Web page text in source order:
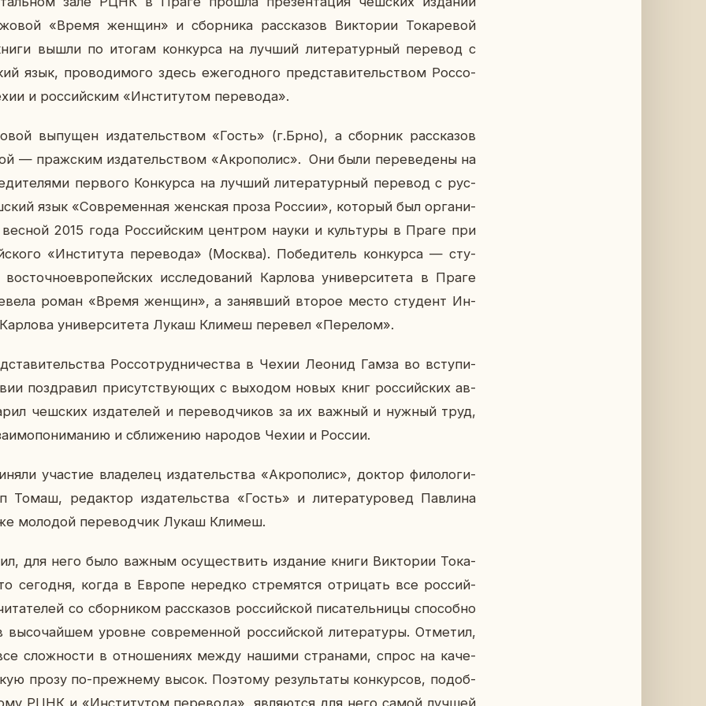
«Время женщин» и сбор­ни­ка рас­ска­зов Вик­то­рии То­ка­ре­вой
вышли по итогам кон­кур­са на лучший ли­те­ра­тур­ный пе­ре­вод с
язык, про­во­ди­мо­го здесь еже­год­но­го пред­ста­ви­тель­ством Рос­со­
и рос­сий­ским «Ин­сти­ту­том пе­ре­во­да».
вы­пу­щен из­да­тель­ством «Гость» (г.Брно), а сбор­ник рас­ска­зов
— праж­ским из­да­тель­ством «Ак­ро­по­лис». Они были пе­ре­ве­де­ны на
пер­во­го Кон­кур­са на лучший ли­те­ра­тур­ный пе­ре­вод с рус­
язык «Со­вре­мен­ная жен­ская проза России», ко­то­рый был ор­га­ни­
2015 года Рос­сий­ским цен­тром науки и куль­ту­ры в Праге при
«Ин­сти­ту­та пе­ре­во­да» (Москва). По­бе­ди­тель кон­кур­са — сту­
во­сточ­но­ев­ро­пей­ских ис­сле­до­ва­ний Кар­ло­ва уни­вер­си­те­та в Праге
роман «Время женщин», а за­няв­ший второе место сту­дент Ин­
уни­вер­си­те­та Лукаш Климеш пе­ре­вел «Пе­ре­лом».
Рос­со­труд­ни­че­ства в Чехии Леонид Гамза во всту­пи­
по­здра­вил при­сут­ству­ю­щих с вы­хо­дом новых книг рос­сий­ских ав­
чеш­ских из­да­те­лей и пе­ре­вод­чи­ков за их важный и нужный труд,
и сбли­же­нию на­ро­дов Чехии и России.
уча­стие вла­де­лец из­да­тель­ства «Ак­ро­по­лис», доктор фи­ло­ло­ги­
Томаш, ре­дак­тор из­да­тель­ства «Гость» и ли­те­ра­ту­ро­вед Пав­ли­на
мо­ло­дой пе­ре­вод­чик Лукаш Климеш.
для него было важным осу­ще­ствить из­да­ние книги Вик­то­рии То­ка­
се­го­дня, когда в Европе неред­ко стре­мят­ся от­ри­цать все рос­сий­
со сбор­ни­ком рас­ска­зов рос­сий­ской пи­са­тель­ни­цы спо­соб­но
вы­со­чай­шем уровне со­вре­мен­ной рос­сий­ской ли­те­ра­ту­ры. От­ме­тил,
слож­но­сти в от­но­ше­ни­ях между нашими стра­на­ми, спрос на ка­че­
прозу по-преж­не­му высок. По­это­му ре­зуль­та­ты кон­кур­сов, по­доб­